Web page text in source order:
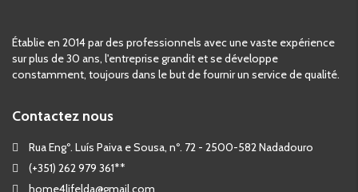
Établie en 2014 par des professionnels avec une vaste expérience
sur plus de 30 ans, l'entreprise grandit et se développe
constamment, toujours dans le but de fournir un service de qualité.
Contactez nous
Rua Engº. Luís Paiva e Sousa, nº. 72 - 2500-582 Nadadouro
(+351) 262 979 361**
home4lifelda@gmail.com